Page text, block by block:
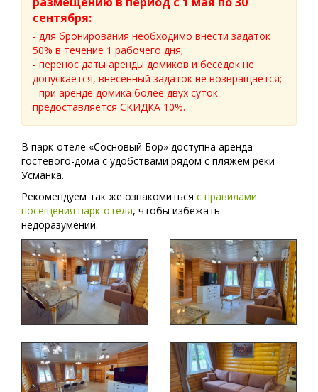
сентября:
- для бронирования необходимо внести задаток
50% в течение 1 рабочего дня;
- перенос даты аренды домиков и беседок не
допускается, внесенный задаток не возвращается;
- при аренде домика более двух суток
предоставляется СКИДКА 10%.
В парк-отеле «Сосновый Бор» доступна аренда
гостевого-дома с удобствами рядом с пляжем реки
Усманка.
Рекомендуем так же ознакомиться с правилами
посещения парк-отеля, чтобы избежать
недоразумений.